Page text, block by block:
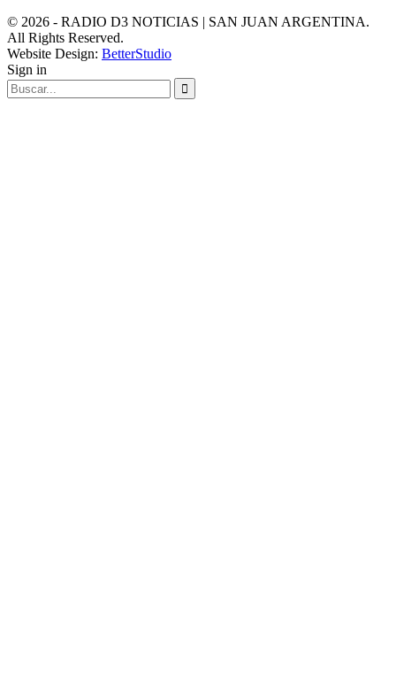
© 2026 - RADIO D3 NOTICIAS | SAN JUAN ARGENTINA.
All Rights Reserved.
Website Design: BetterStudio
Sign in